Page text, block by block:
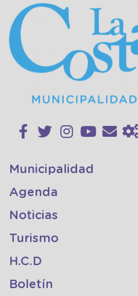
Municipalidad
Agenda
Noticias
Turismo
H.C.D
Boletín